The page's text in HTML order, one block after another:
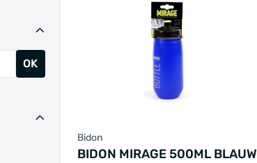
OK
Bidon
BIDON MIRAGE 500ML BLAUW